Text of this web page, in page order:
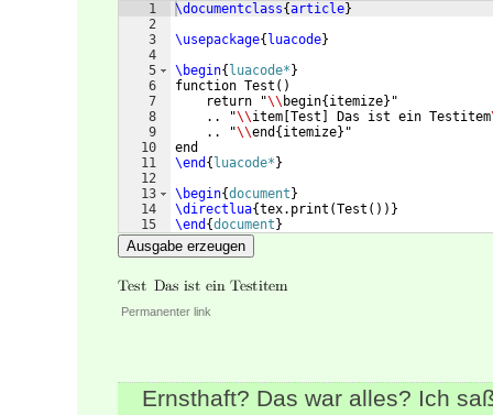
1
2
3
4
5
6
7
8
9
10
11
12
13
14
15
\documentclass{article}
\usepackage{ luacode}
\begin{ luacode* }
function Test ( )
    return "
\\ begin{ itemize} "
    .. "
\\item Test Das ist ein Testitem
    .. "
\\end { itemize} "
end
\end { luacode* }
\begin{document }
\directlua{tex.print (Test ( ))}
\end {document }
Ausgabe erzeugen
Permanenter link
Ernsthaft? Das war alles? Ich